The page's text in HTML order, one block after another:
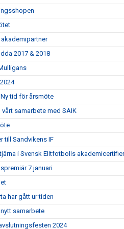
2017 & 2018
tid för årsmöte
samarbete med SAIK
till Sandvikens IF
i Svensk Elitfotbolls
7 januari
har gått ur tiden
samarbete
2024